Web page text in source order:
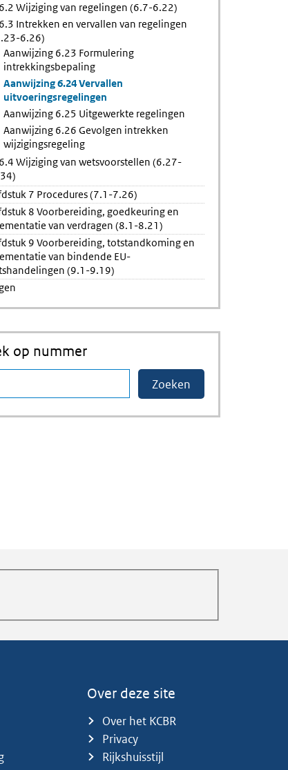
Wijziging van regelingen (6.7-6.22)
Intrekken en vervallen van regelingen
6.26)
Aanwijzing 6.23 Formulering
intrekkingsbepaling
Aanwijzing 6.24 Vervallen
uitvoeringsregelingen
Aanwijzing 6.25 Uitgewerkte regelingen
Aanwijzing 6.26 Gevolgen intrekken
wijzigingsregeling
Wijziging van wetsvoorstellen (6.27-
7 Procedures (7.1-7.26)
8 Voorbereiding, goedkeuring en
van verdragen (8.1-8.21)
9 Voorbereiding, totstandkoming en
van bindende EU-
(9.1-9.19)
op nummer
Over deze site
Over het KCBR
Privacy
Rijkshuisstijl